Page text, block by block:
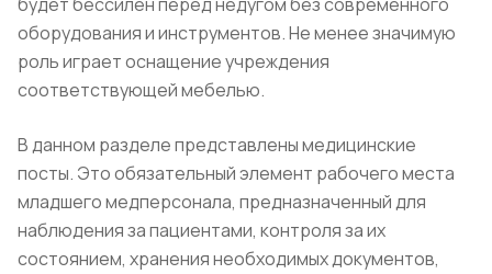
оборудования и инструментов. Не менее значимую
роль играет оснащение учреждения
соответствующей мебелью.
В данном разделе представлены медицинские
посты. Это обязательный элемент рабочего места
младшего медперсонала, предназначенный для
наблюдения за пациентами, контроля за их
состоянием, хранения необходимых документов,